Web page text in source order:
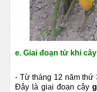
e. Giai đoạn từ khi
- Từ tháng 12 năm thứ
Đây là giai đoạn cây